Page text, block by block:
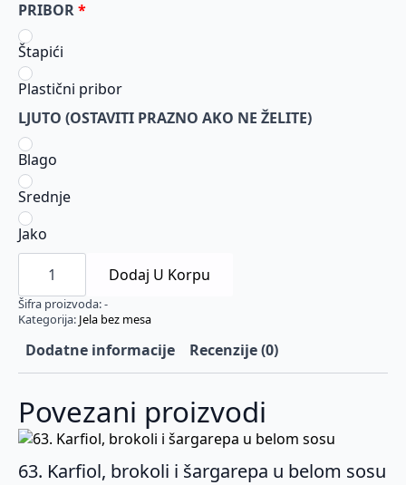
PRIBOR
Štapići
Plastični pribor
LJUTO (OSTAVITI PRAZNO AKO NE ŽELITE)
Blago
Srednje
Jako
60.
Kineske
i
bambus
količina
Dodaj U Korpu
Šifra proizvoda:-
Kategorija: Jela bez mesa
Dodatne informacije Recenzije (0)
Povezani proizvodi
63. Karfiol, brokoli i šargarepa u belom sosu